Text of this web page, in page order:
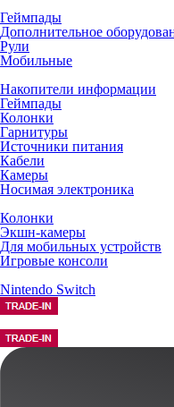
Геймпады
Дополнительное
Рули
Мобильные
Накопители информации
Геймпады
Колонки
Гарнитуры
Источники питания
Кабели
Камеры
Носимая электроника
Колонки
Экшн-камеры
Для мобильных устройств
Игровые консоли
Nintendo Switch